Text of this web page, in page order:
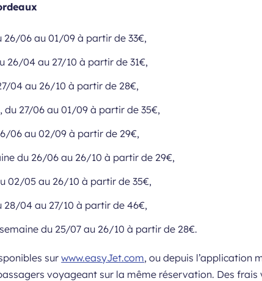
06 au 01/09 à partir de 33€,
26/04 au 27/10 à partir de 31€,
04 au 26/10 à partir de 28€,
27/06 au 01/09 à partir de 35€,
06 au 02/09 à partir de 29€,
du 26/06 au 26/10 à partir de 29€,
02/05 au 26/10 à partir de 35€,
28/04 au 27/10 à partir de 46€,
du 25/07 au 26/10 à partir de 28€.
surwww.easyJet.com, ou depuis l’application
voyageant sur la même réservation. Des frais